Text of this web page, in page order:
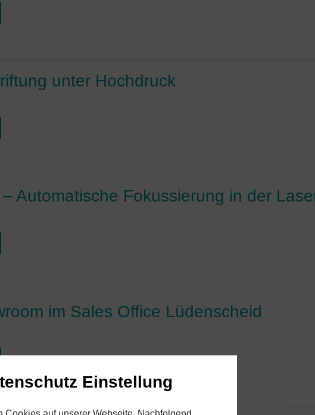
unter Hochdruck
Automatische Fokussierung in der
im Sales Office Lüdenscheid
Einstellung